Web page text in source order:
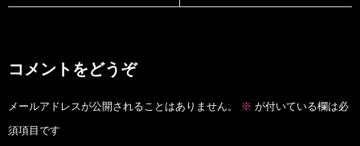
コメントをどうぞ
メールアドレスが公開されることはありません。 ※ が付いている欄は必
須項目です